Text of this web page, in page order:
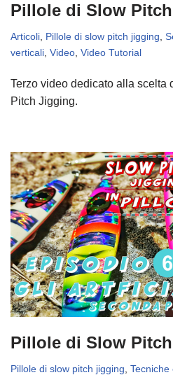
Pillole di Slow
Articoli, Pillole di slow pitch jigging,
verticali, Video, Video Tutorial
Terzo video dedicato alla scelta
Pitch Jigging.
Pillole di Slow
Pillole di slow pitch jigging Tecniche